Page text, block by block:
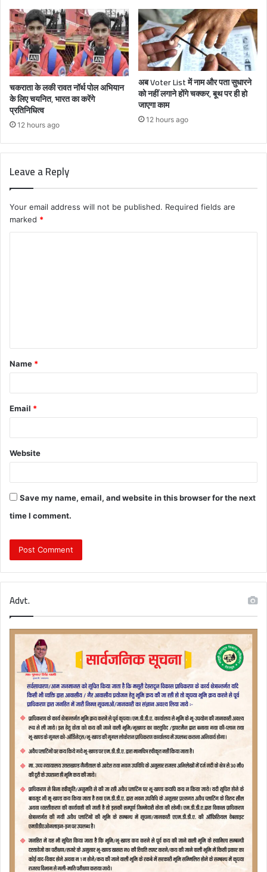
चकराता के लकी रावत नॉर्थ पोल अभियान
के लिए चयनित, भारत का करेंगे
प्रतिनिधित्व
12 hours ago
अब Voter List में नाम और पता सुधारने
को नहीं लगाने होंगे चक्कर, बूथ पर ही हो
जाएगा काम
12 hours ago
Leave a Reply
Your email address will not be published. Required fields are
marked *
t
*
Name *
Email *
Website
Save my name, email, and website in this browser for the next
time I comment.
Advt.